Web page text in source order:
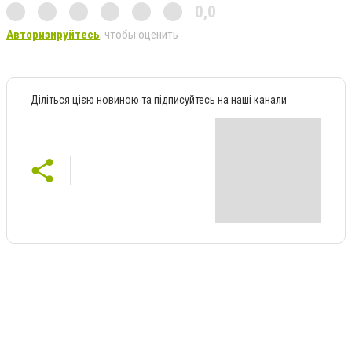
0,0
Авторизируйтесь, чтобы оценить
Діліться цією новиною та підписуйтесь на наші канали